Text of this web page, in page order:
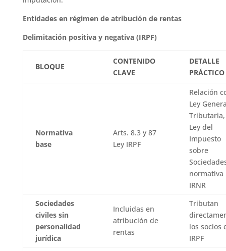
Entidades en régimen de atribución de rentas
Delimitación positiva y negativa (IRPF)
BLOQUE
CONTENIDO
CLAVE
DETALLE
PRÁCTICO
Normativa
base
Arts. 8.3 y 87
Ley IRPF
Relación
Ley
Tributaria,
Ley del
Impuesto
sobre
normativa
IRNR
Sociedades
civiles sin
personalidad
jurídica
Incluidas en
atribución de
rentas
Tributan
los socios
IRPF